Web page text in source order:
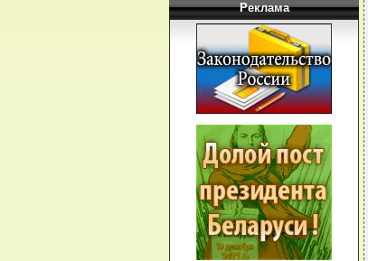
Реклама